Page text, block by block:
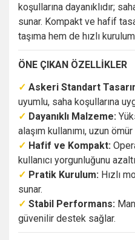
koşullarına dayanıklıdır;
sunar. Kompakt ve hafif
taşıma hem de hızlı
ÖNE ÇIKAN ÖZELLİKLER
✓ Askeri Standart
uyumlu, saha koşullarına
✓ Dayanıklı Malzeme:
alaşım kullanımı, uzun
✓ Hafif ve Kompakt:
kullanıcı yorgunluğunu
✓ Pratik Kurulum: Hızlı
sunar.
✓ Stabil Performans:
güvenilir destek sağlar.